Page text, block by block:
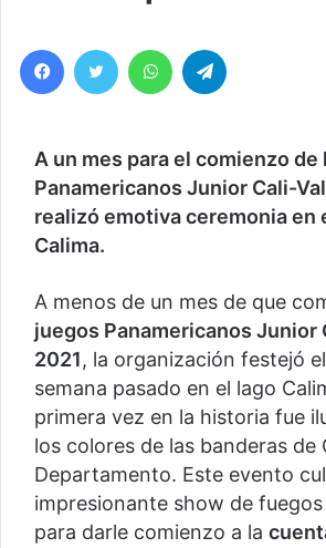
Facebook
Twitter WhatsApp
A un mes para el comienzo de
Panamericanos Junior Cali-
realizó emotiva ceremonia en
Calima.
A menos de un mes de que
juegos Panamericanos Junior
2021, la organización festejó
semana pasado en el lago
primera vez en la historia fue
los colores de las banderas de
Departamento. Este evento
impresionante show de
para darle comienzo a la